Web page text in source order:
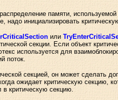
памяти,
надо инициализировать
или
секции. Если объект
используется для
поток.
секцией, он может сделать
ожидает критическую секцию,
в критическую секцию.